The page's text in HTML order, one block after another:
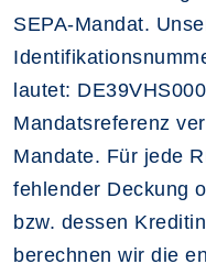
SEPA-Mandat.
lautet:
Mandatsreferenz
Mandate. Für jede
fehlender Deckung
bzw. dessen
berechnen wir die